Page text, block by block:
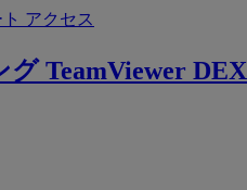
アクセス
グ TeamViewer DEX